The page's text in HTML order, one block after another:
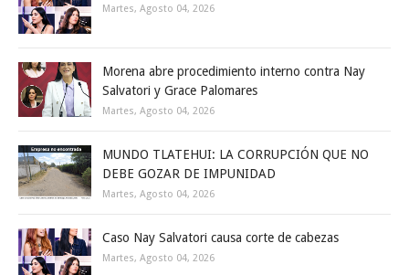
Martes, Agosto 04, 2026
Morena abre procedimiento interno contra Nay
Salvatori y Grace Palomares
Martes, Agosto 04, 2026
MUNDO TLATEHUI: LA CORRUPCIÓN QUE NO
DEBE GOZAR DE IMPUNIDAD
Martes, Agosto 04, 2026
Caso Nay Salvatori causa corte de cabezas
Martes, Agosto 04, 2026